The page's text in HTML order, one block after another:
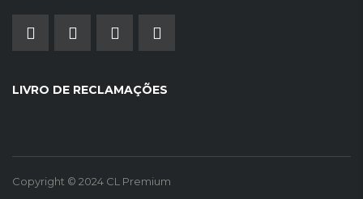
LIVRO DE RECLAMAÇÕES
Copyright © 2024 CL Premium